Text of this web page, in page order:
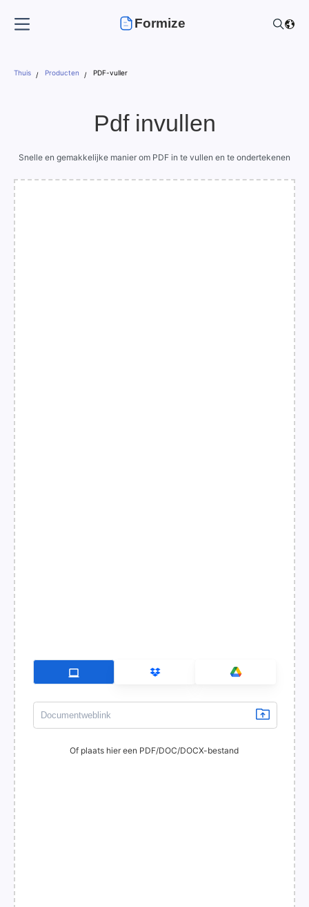
Formize
Thuis Producten PDF-vuller
Pdf invullen
Snelle en gemakkelijke manier om PDF in te vullen en te ondertekenen
Of plaats hier een PDF/DOC/DOCX-bestand